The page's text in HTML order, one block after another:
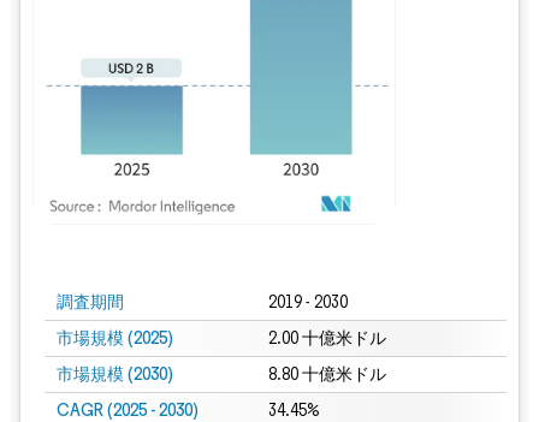
調査期間 2019 - 2030
市場規模 (2025) 2.00 十億米ドル
市場規模 (2030) 8.80 十億米ドル
CAGR (2025 - 2030) 34.45%